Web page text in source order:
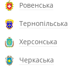
Ровенська
Тернопільська
Херсонська
Черкаська